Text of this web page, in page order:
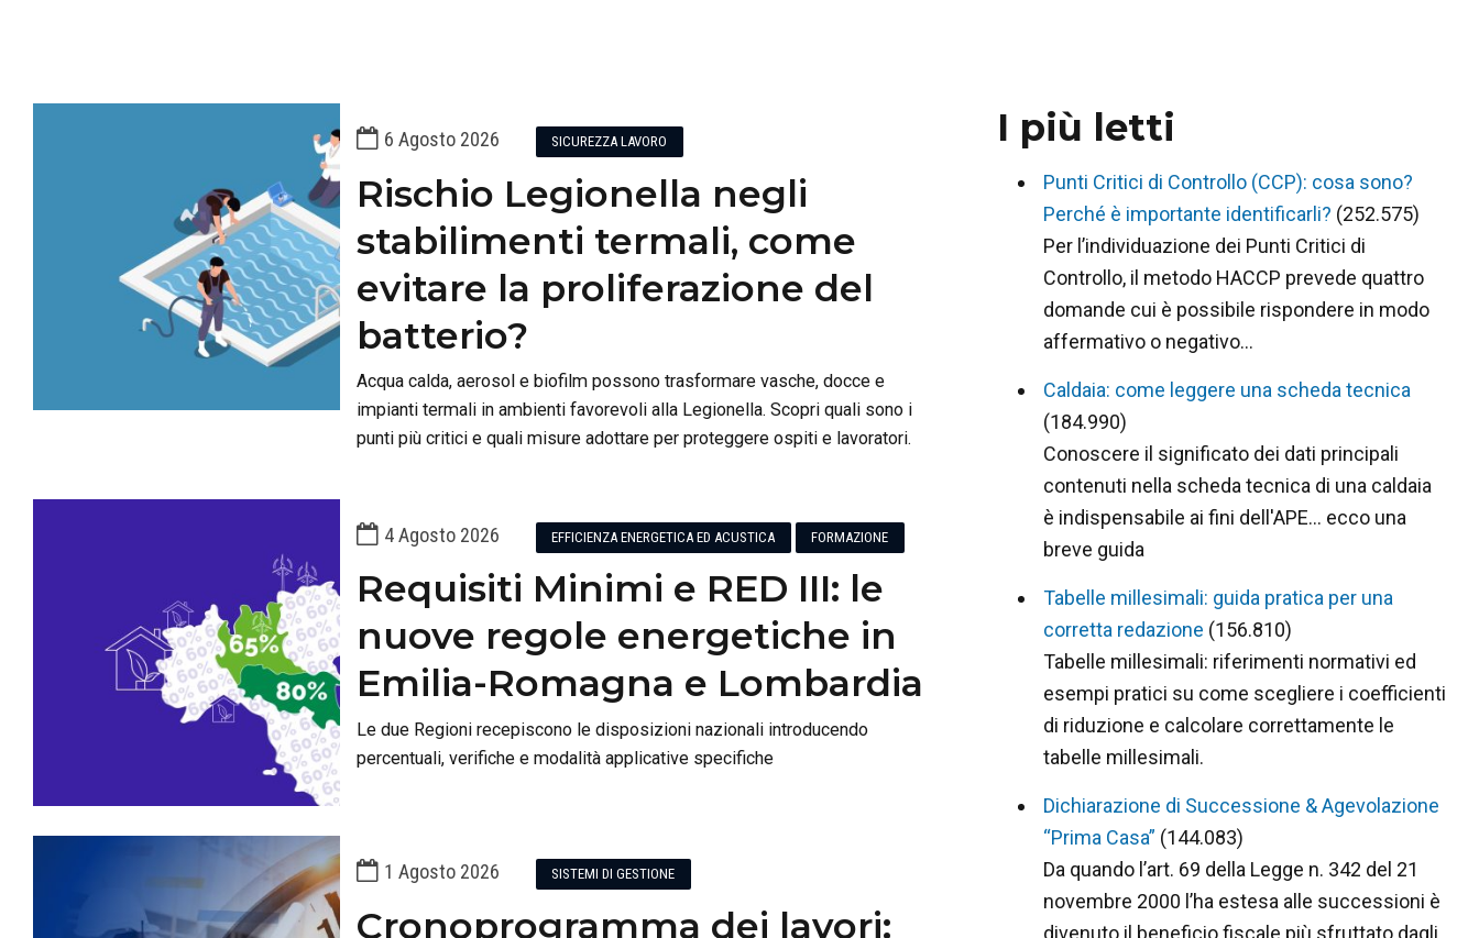
6 Agosto 2026 SICUREZZA LAVORO
Rischio Legionella negli
stabilimenti termali, come
evitare la proliferazione del
batterio?
Acqua calda, aerosol e biofilm possono trasformare vasche, docce e
impianti termali in ambienti favorevoli alla Legionella. Scopri quali sono i
punti più critici e quali misure adottare per proteggere ospiti e lavoratori.
4 Agosto 2026 EFFICIENZA ENERGETICA ED ACUSTICA FORMAZIONE
Requisiti Minimi e RED III: le
nuove regole energetiche in
Emilia-Romagna e Lombardia
Le due Regioni recepiscono le disposizioni nazionali introducendo
percentuali, verifiche e modalità applicative specifiche
1 Agosto 2026 SISTEMI DI GESTIONE
Cronoprogramma dei lavori:
I più letti
Punti Critici di Controllo (CCP): cosa sono?
Perché è importante identificarli? (252.575)
Per l’individuazione dei Punti Critici di
Controllo, il metodo HACCP prevede quattro
domande cui è possibile rispondere in modo
affermativo o negativo…
Caldaia: come leggere una scheda tecnica
(184.990)
Conoscere il significato dei dati principali
contenuti nella scheda tecnica di una caldaia
è indispensabile ai fini dell'APE… ecco una
breve guida
Tabelle millesimali: guida pratica per una
corretta redazione (156.810)
Tabelle millesimali: riferimenti normativi ed
esempi pratici su come scegliere i coefficienti
di riduzione e calcolare correttamente le
tabelle millesimali.
Dichiarazione di Successione & Agevolazione
“Prima Casa” (144.083)
Da quando l’art. 69 della Legge n. 342 del 21
novembre 2000 l’ha estesa alle successioni è
divenuto il beneficio fiscale più sfruttato dagli